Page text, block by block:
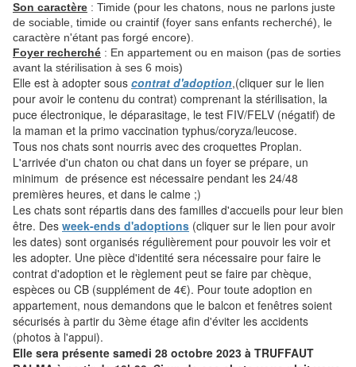
Son caractère : Timide (pour les chatons, nous ne parlons juste
de sociable, timide ou craintif (foyer sans enfants recherché), le
caractère n'étant pas forgé encore).
Foyer recherché : En appartement ou en maison (pas de sorties
avant la stérilisation à ses 6 mois)
Elle est à adopter sous contrat d'adoption,(cliquer sur le lien
pour avoir le contenu du contrat) comprenant la stérilisation, la
puce électronique, le déparasitage, le test FIV/FELV (négatif) de
la maman et la primo vaccination typhus/coryza/leucose.
Tous nos chats sont nourris avec des croquettes Proplan.
L'arrivée d'un chaton ou chat dans un foyer se prépare, un
minimum de présence est nécessaire pendant les 24/48
premières heures, et dans le calme ;)
Les chats sont répartis dans des familles d'accueils pour leur bien
être. Des week-ends d'adoptions (cliquer sur le lien pour avoir
les dates) sont organisés régulièrement pour pouvoir les voir et
les adopter. Une pièce d'identité sera nécessaire pour faire le
contrat d'adoption et le règlement peut se faire par chèque,
espèces ou CB (supplément de 4€). Pour toute adoption en
appartement, nous demandons que le balcon et fenêtres soient
sécurisés à partir du 3ème étage afin d'éviter les accidents
(photos à l'appui).
Elle sera présente samedi 28 octobre 2023 à TRUFFAUT